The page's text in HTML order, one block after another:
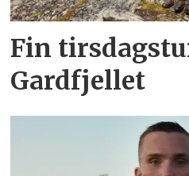
Fin
Gardfjellet